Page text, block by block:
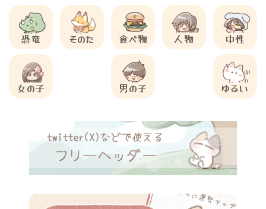
恐竜 そのた 食べ物 人物 中性
女の子 男の子 ゆるい